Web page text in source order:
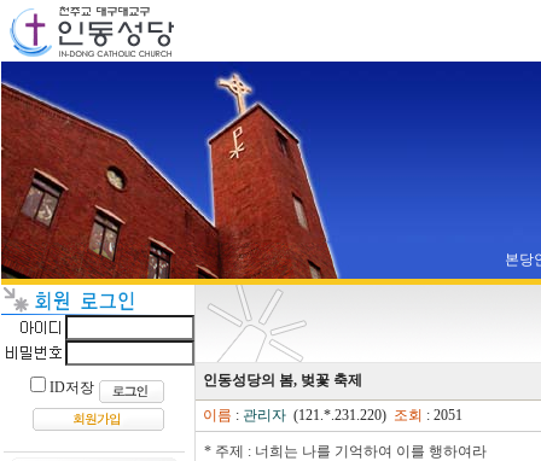
본당
ID저장 인동성당의 봄, 벚꽃 축제
이름 : 관리자 (121.*.231.220) 조회 : 2051
* 주제 : 너희는 나를 기억하여 이를 행하여라